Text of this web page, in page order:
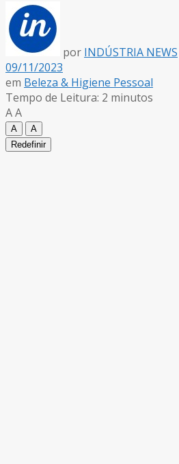
por INDÚSTRIA NEWS
09/11/2023
em Beleza & Higiene Pessoal
Tempo de Leitura: 2 minutos
AA
A
A
Redefinir